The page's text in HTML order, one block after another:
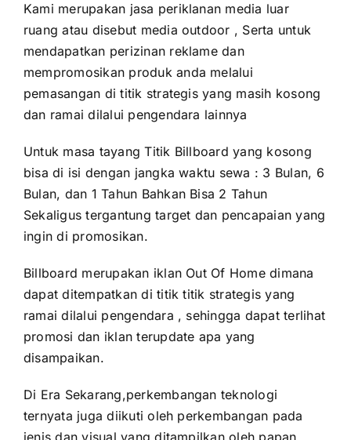
Kami merupakan jasa periklanan media luar
ruang atau disebut media outdoor , Serta untuk
mendapatkan perizinan reklame dan
mempromosikan produk anda melalui
pemasangan di titik strategis yang masih kosong
dan ramai dilalui pengendara lainnya
Untuk masa tayang Titik Billboard yang kosong
bisa di isi dengan jangka waktu sewa : 3 Bulan, 6
Bulan, dan 1 Tahun Bahkan Bisa 2 Tahun
Sekaligus tergantung target dan pencapaian yang
ingin di promosikan.
Billboard merupakan iklan Out Of Home dimana
dapat ditempatkan di titik titik strategis yang
ramai dilalui pengendara , sehingga dapat terlihat
promosi dan iklan terupdate apa yang
disampaikan.
Di Era Sekarang,perkembangan teknologi
ternyata juga diikuti oleh perkembangan pada